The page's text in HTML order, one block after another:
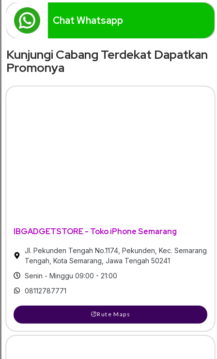
Chat Whatsapp
Kunjungi Cabang Terdekat Dapatkan
Promonya
IBGADGETSTORE - Toko iPhone Semarang
Jl. Pekunden Tengah No.1174, Pekunden, Kec. Semarang
Tengah, Kota Semarang, Jawa Tengah 50241
Senin - Minggu 09:00 - 21:00
08112787771
Rute Maps